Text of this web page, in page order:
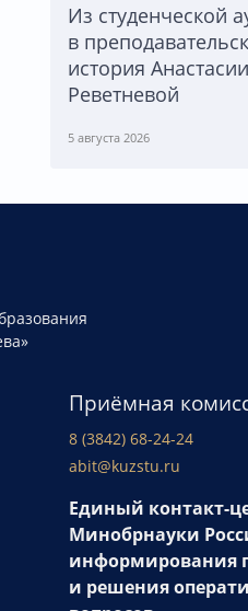
Из студенческой
в
история Анастасии
Реветневой
5 августа 2026
Приёмная
8 (3842) 68-24-24
abit@kuzstu.ru
Единый контакт-
Минобрнауки
информирования
и решения